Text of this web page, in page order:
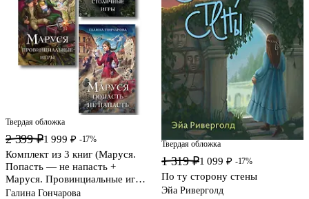
Твердая обложка
2 399 ₽1 999 ₽ -17%
Комплект из 3 книг (Маруся.
Попасть — не напасть +
Маруся. Провинциальные игры
+ Маруся. Столичные игры)
Галина Гончарова
Твердая обложка
1 319 ₽1 099 ₽ -17%
По ту сторону стены
Эйа Риверголд